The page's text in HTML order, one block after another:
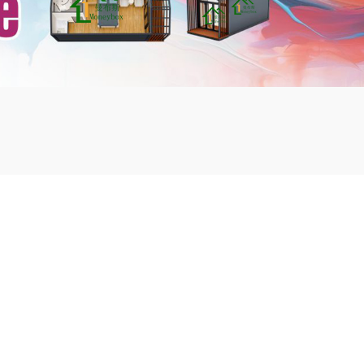
mbshou
se.com